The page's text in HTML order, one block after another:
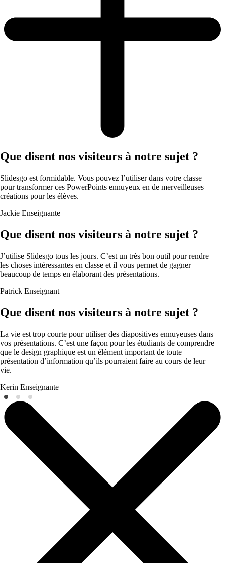
Que disent nos visiteurs à notre sujet ?
Slidesgo est formidable. Vous pouvez l’utiliser dans votre classe
pour transformer ces PowerPoints ennuyeux en de merveilleuses
créations pour les élèves.
Jackie Enseignante
Que disent nos visiteurs à notre sujet ?
J’utilise Slidesgo tous les jours. C’est un très bon outil pour rendre
les choses intéressantes en classe et il vous permet de gagner
beaucoup de temps en élaborant des présentations.
Patrick Enseignant
Que disent nos visiteurs à notre sujet ?
La vie est trop courte pour utiliser des diapositives ennuyeuses dans
vos présentations. C’est une façon pour les étudiants de comprendre
que le design graphique est un élément important de toute
présentation d’information qu’ils pourraient faire au cours de leur
vie.
Kerin Enseignante